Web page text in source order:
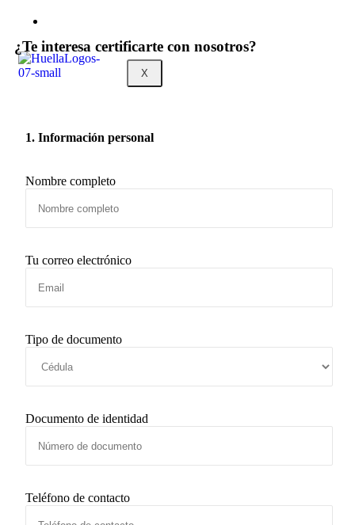
X
¿Te interesa certificarte con nosotros?
1. Información personal
Nombre completo
Tu correo electrónico
Tipo de documento
Documento de identidad
Teléfono de contacto